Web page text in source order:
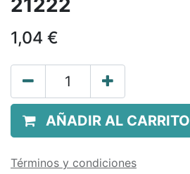
21222
1,04 €
AÑADIR AL CARRITO
Términos y condiciones